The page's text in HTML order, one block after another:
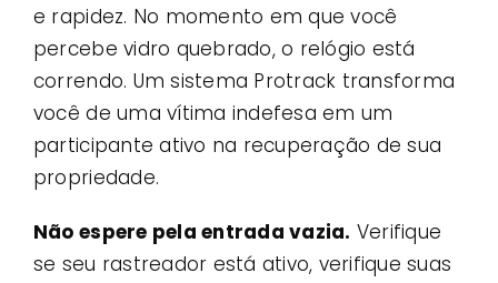
e rapidez. No momento em que você
percebe vidro quebrado, o relógio está
correndo. Um sistema Protrack transforma
você de uma vítima indefesa em um
participante ativo na recuperação de sua
propriedade.
Não espere pela entrada vazia. Verifique
se seu rastreador está ativo, verifique suas